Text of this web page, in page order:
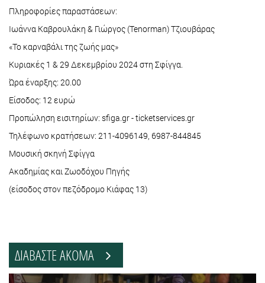
Πληροφορίες παραστάσεων:
Ιωάννα Καβρουλάκη & Γιώργος (Tenorman) Τζιουβάρας
«Το καρναβάλι της ζωής μας»
Κυριακές 1 & 29 Δεκεμβρίου 2024 στη Σφίγγα.
Ώρα έναρξης: 20.00
Eίσοδος: 12 ευρώ
Προπώληση εισιτηρίων: sfiga.gr - ticketservices.gr
Τηλέφωνο κρατήσεων: 211-4096149, 6987-844845
Μουσική σκηνή Σφίγγα
Ακαδημίας και Ζωοδόχου Πηγής
(είσοδος στον πεζόδρομο Κιάφας 13)
ΔΙΑΒΑΣΤΕ ΑΚΟΜΑ